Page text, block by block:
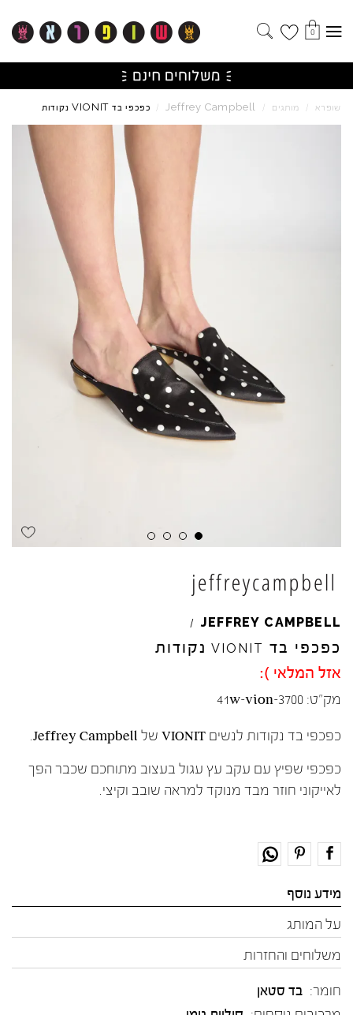
0
שופרא / מותגים /
Jeffrey Campbell
/ כפכפי בד VIONIT נקודות
JEFFREY CAMPBELL
/
כפכפי בד VIONIT נקודות
אזל המלאי ):
מק"ט: 41w-vion-3700
כפכפי בד נקודות לנשים VIONIT של Jeffrey Campbell.
כפכפי שפיץ עם עקב עץ עגול בעצוב מתוחכם שכבר הפך
לאייקוני חוזר מבד מנוקד למראה שובב וקיצי.
מידע נוסף
על המותג
משלוחים והחזרות
חומר: בד סטאן